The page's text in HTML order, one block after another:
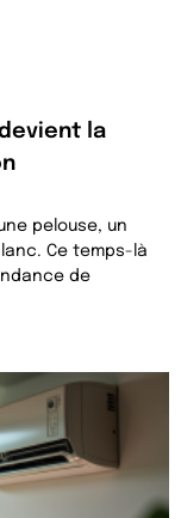
la
pelouse, un
Ce temps-là
de